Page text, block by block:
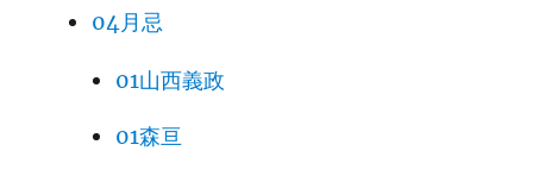
04月忌
01山西義政
01森亘